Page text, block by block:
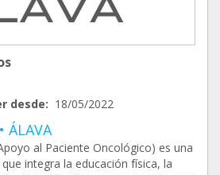
desde: 18/05/2022
ÁLAVA
al Paciente Oncológico) es una
integra la educación física, la